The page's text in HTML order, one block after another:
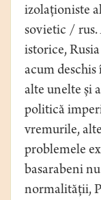
izolaționiste
sovietic / rus.
istorice,
acum
alte unelte și
politică
vremurile,
problemele
basarabeni
normalității,